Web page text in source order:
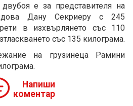
е за представителя на
Дану Секриеру с 245
в изхвърлянето със 110
със 135 килограма.
на грузинеца Рамини
Напиши
коментар